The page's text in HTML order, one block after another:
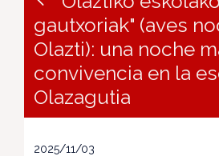
gautxoriak" (aves
Olazti): una noche
convivencia en la
Olazagutia
2025/11/03